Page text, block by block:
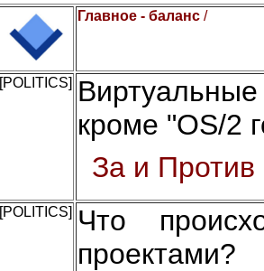
Главное - баланс /
[POLITICS]
кроме "OS/2
За и Против
[POLITICS] Что
проектами?